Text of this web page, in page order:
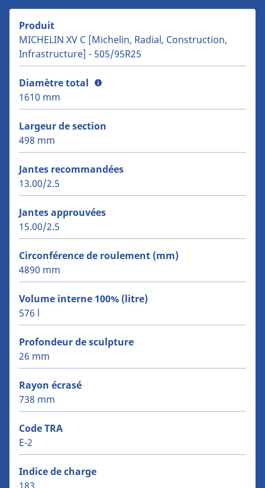
Produit
MICHELIN XV C [Michelin, Radial, Construction,
Infrastructure] - 505/95R25
Diamètre total
1610 mm
Largeur de section
498 mm
Jantes recommandées
13.00/2.5
Jantes approuvées
15.00/2.5
Circonférence de roulement (mm)
4890 mm
Volume interne 100% (litre)
576 l
Profondeur de sculpture
26 mm
Rayon écrasé
738 mm
Code TRA
E-2
Indice de charge